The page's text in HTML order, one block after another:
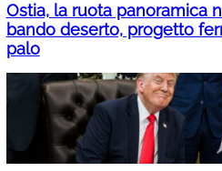
Ostia, la ruota panoramica
bando deserto, progetto
palo